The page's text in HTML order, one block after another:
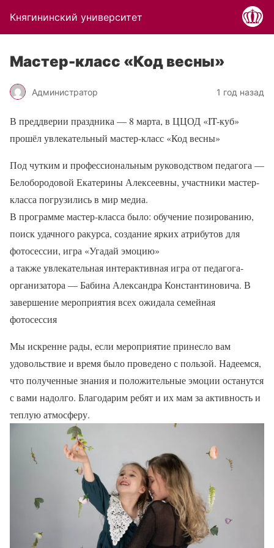
Княгининский университет
Мастер-класс «Код весны»
Администратор 1 год назад
В преддверии праздника — 8 марта, в ЦЦОД «IT-куб»
прошёл увлекательный мастер-класс «Код весны»
Под чутким и профессиональным руководством педагога —
Белобородовой Екатерины Алексеевны, участники мастер-
класса погрузились в мир медиа.
В программе мастер-класса было: обучение позированию,
поиск удачного ракурса, создание ярких атрибутов для
фотосессии, игра «Угадай эмоцию»
а также увлекательная интерактивная игра от педагога-
организатора — Бабина Александра Константиновича. В
завершение мероприятия всех ожидала семейная
фотосессия
Мы искренне рады, если мероприятие принесло вам
удовольствие и время было проведено с пользой. Надеемся,
что полученные знания и положительные эмоции останутся
с вами надолго. Благодарим ребят и их мам за активность и
теплую атмосферу.